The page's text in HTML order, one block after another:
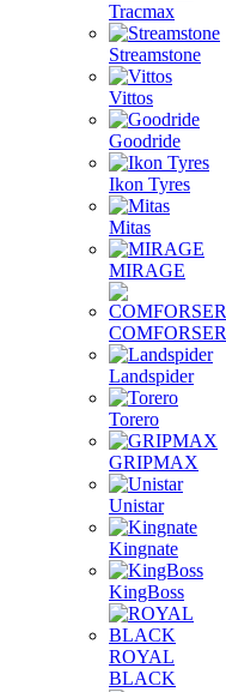
Tracmax
Streamstone
Vittos
Goodride
Ikon Tyres
Mitas
MIRAGE
COMFORSER
Landspider
Torero
GRIPMAX
Unistar
Kingnate
KingBoss
ROYAL
BLACK